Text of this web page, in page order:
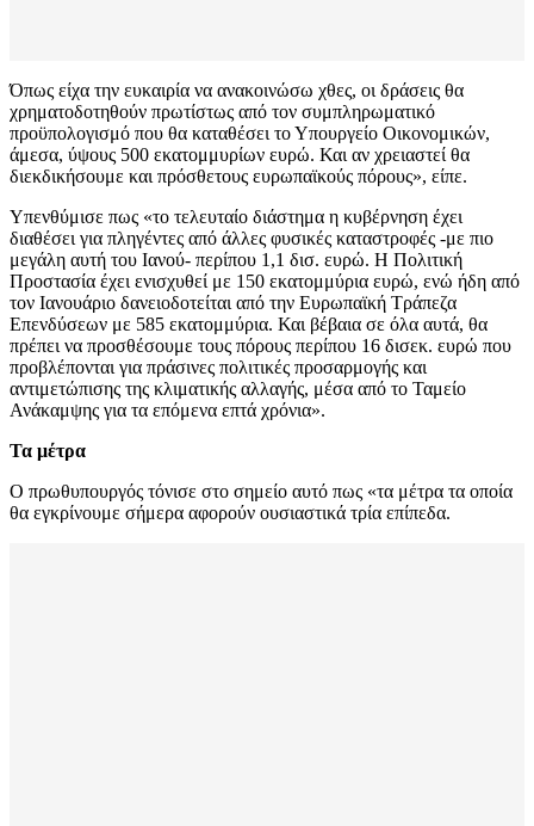
Όπως είχα την ευκαιρία να ανακοινώσω χθες, οι δράσεις θα
χρηματοδοτηθούν πρωτίστως από τον συμπληρωματικό
προϋπολογισμό που θα καταθέσει το Υπουργείο Οικονομικών,
άμεσα, ύψους 500 εκατομμυρίων ευρώ. Και αν χρειαστεί θα
διεκδικήσουμε και πρόσθετους ευρωπαϊκούς πόρους», είπε.
Υπενθύμισε πως «το τελευταίο διάστημα η κυβέρνηση έχει
διαθέσει για πληγέντες από άλλες φυσικές καταστροφές -με πιο
μεγάλη αυτή του Ιανού- περίπου 1,1 δισ. ευρώ. Η Πολιτική
Προστασία έχει ενισχυθεί με 150 εκατομμύρια ευρώ, ενώ ήδη από
τον Ιανουάριο δανειοδοτείται από την Ευρωπαϊκή Τράπεζα
Επενδύσεων με 585 εκατομμύρια. Και βέβαια σε όλα αυτά, θα
πρέπει να προσθέσουμε τους πόρους περίπου 16 δισεκ. ευρώ που
προβλέπονται για πράσινες πολιτικές προσαρμογής και
αντιμετώπισης της κλιματικής αλλαγής, μέσα από το Ταμείο
Ανάκαμψης για τα επόμενα επτά χρόνια».
Τα μέτρα
Ο πρωθυπουργός τόνισε στο σημείο αυτό πως «τα μέτρα τα οποία
θα εγκρίνουμε σήμερα αφορούν ουσιαστικά τρία επίπεδα.